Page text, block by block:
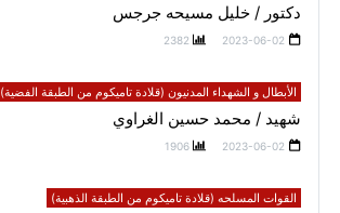
دكتور / خليل مسيحه جرجس
2023-06-02
2382
الأبطال و الشهداء المدنيون (قلادة تاميكوم من الطبقة الفضية)
شهيد / محمد حسين الغراوي
2023-06-02
1906
القوات المسلحه (قلادة تاميكوم من الطبقة الذهبية)